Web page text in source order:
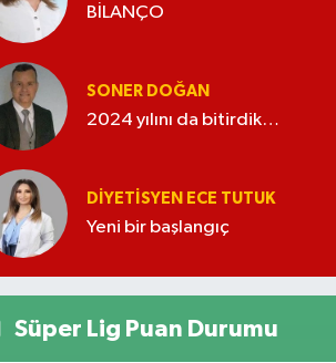
BİLANÇO
SONER DOĞAN
2024 yılını da bitirdik…
DIYETISYEN ECE TUTUK
Yeni bir başlangıç
Süper Lig Puan Durumu